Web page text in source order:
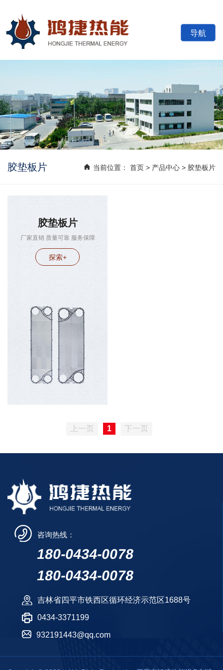
导航
四平市鸿捷热能设
备制造有限公司
当前位置： 首页 > 产品中心 > 胶垫板片
胶垫板片
胶垫板片
厂家直销 质量可靠 服务保障
探索+
上一页 1 下一页
咨询热线：
180-0434-0078
180-0434-0078
吉林省四平市铁西区循环经济示范区1688号
0434-3371199
932191443@qq.com